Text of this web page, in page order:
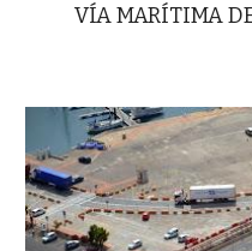
VÍA MARÍTIMA